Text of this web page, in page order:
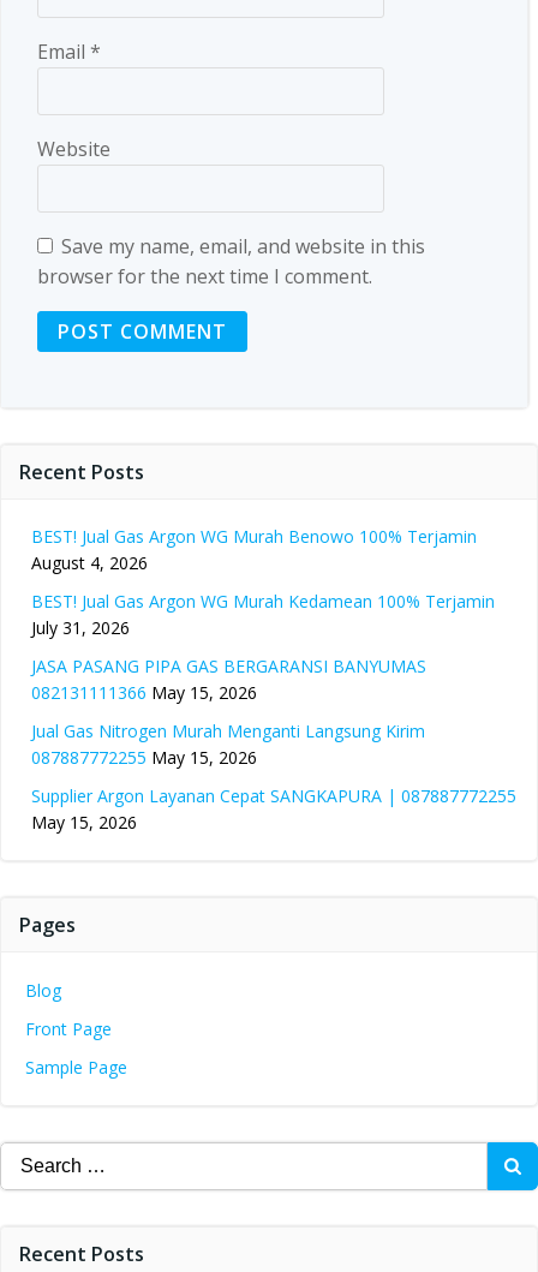
Email *
Website
Save my name, email, and website in this
browser for the next time I comment.
Recent Posts
BEST! Jual Gas Argon WG Murah Benowo 100% Terjamin
August 4, 2026
BEST! Jual Gas Argon WG Murah Kedamean 100% Terjamin
July 31, 2026
JASA PASANG PIPA GAS BERGARANSI BANYUMAS
082131111366 May 15, 2026
Jual Gas Nitrogen Murah Menganti Langsung Kirim
087887772255 May 15, 2026
Supplier Argon Layanan Cepat SANGKAPURA | 087887772255
May 15, 2026
Pages
Blog
Front Page
Sample Page
Search
for:
Recent Posts